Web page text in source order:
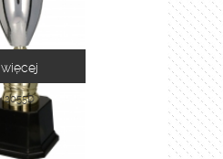
2055D
więcej